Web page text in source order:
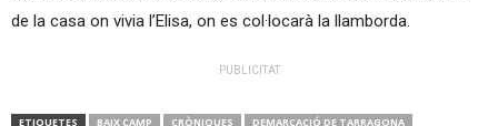
de la casa on vivia l’Elisa, on es col·locarà la llamborda.
PUBLICITAT
ETIQUETES BAIX CAMP CRÒNIQUES DEMARCACIÓ DE TARRAGONA